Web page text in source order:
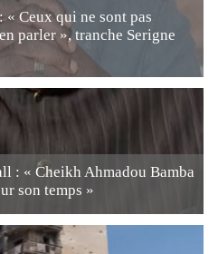
« Ceux qui ne sont pas
parler », tranche Serigne
: « Cheikh Ahmadou Bamba
son temps »